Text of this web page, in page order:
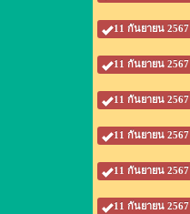
11 กันยายน 2567
11 กันยายน 2567
11 กันยายน 2567
11 กันยายน 2567
11 กันยายน 2567
11 กันยายน 2567